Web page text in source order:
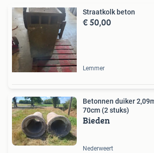
Straatkolk beton
€ 50,00
Lemmer
Betonnen duiker
70cm (2 stuks)
Bieden
Nederweert